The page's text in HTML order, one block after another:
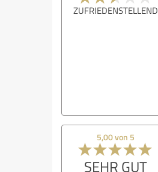
ZUFRIEDENSTELLEND
5,00 von 5
SEHR GUT